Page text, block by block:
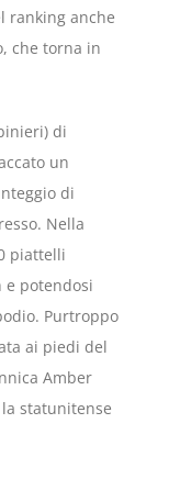
ranking anche
che torna in
di
un
di
Nella
piattelli
e potendosi
Purtroppo
ai piedi del
Amber
la statunitense